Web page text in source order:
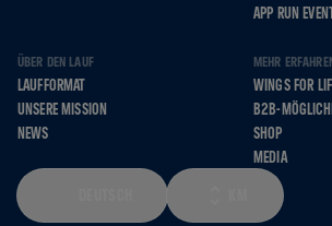
APP RUN
ÜBER DEN LAUF
LAUFFORMAT
UNSERE MISSION
NEWS
MEHR
WINGS FOR
B2B-
SHOP
MEDIA